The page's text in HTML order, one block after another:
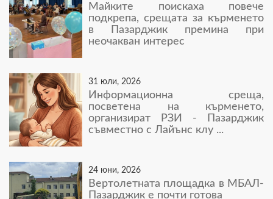
Майките поискаха повече
подкрепа, срещата за кърменето
в Пазарджик премина при
неочакван интерес
31 юли, 2026
Информационна среща,
посветена на кърменето,
организират РЗИ - Пазарджик
съвместно с Лайънс клу ...
24 юни, 2026
Вертолетната площадка в МБАЛ-
Пазарджик е почти готова